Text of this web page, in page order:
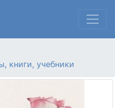
книги, учебники